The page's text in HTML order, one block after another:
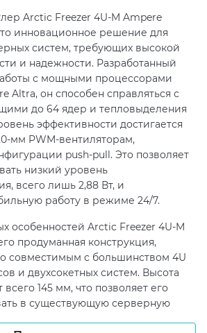
Arctic Freezer 4U-M Ampere
инновационное решение для
систем, требующих высокой
и надежности. Разработанный
с мощными процессорами
Altra, он способен справляться с
до 64 ядер и тепловыделения
эффективности достигается
мм PWM-вентиляторам,
push-pull. Это позволяет
низкий уровень
всего лишь 2,88 Вт, и
работу в режиме 24/7.
особенностей Arctic Freezer 4U-M
продуманная конструкция,
совместимым с большинством 4U
и двухсокетных систем. Высота
всего 145 мм, что позволяет его
в существующую серверную